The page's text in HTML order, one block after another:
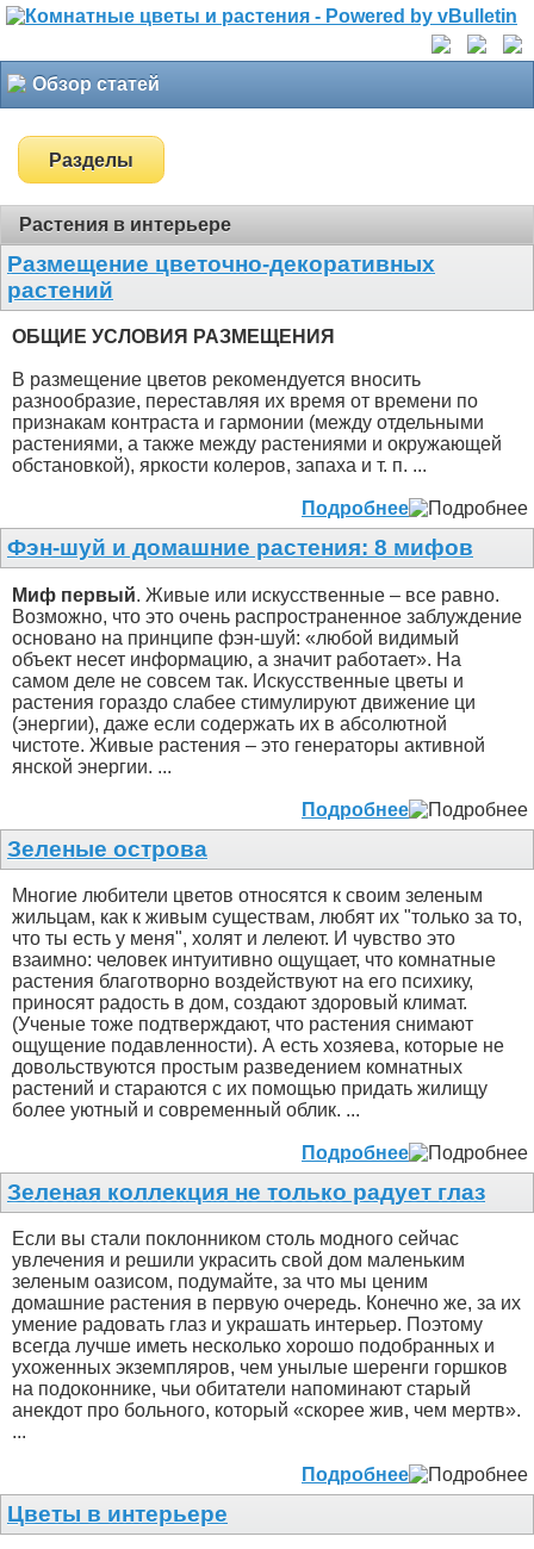
Обзор статей
Разделы
Растения в интерьере
Размещение цветочно-декоративных
растений
ОБЩИЕ УСЛОВИЯ РАЗМЕЩЕНИЯ
В размещение цветов рекомендуется вносить
разнообразие, переставляя их время от времени по
признакам контраста и гармонии (между отдельными
растениями, а также между растениями и окружающей
обстановкой), яркости колеров, запаха и т. п. ...
Подробнее
Фэн-шуй и домашние растения: 8 мифов
Миф первый. Живые или искусственные – все равно.
Возможно, что это очень распространенное заблуждение
основано на принципе фэн-шуй: «любой видимый
объект несет информацию, а значит работает». На
самом деле не совсем так. Искусственные цветы и
растения гораздо слабее стимулируют движение ци
(энергии), даже если содержать их в абсолютной
чистоте. Живые растения – это генераторы активной
янской энергии. ...
Подробнее
Зеленые острова
Многие любители цветов относятся к своим зеленым
жильцам, как к живым существам, любят их "только за то,
что ты есть у меня", холят и лелеют. И чувство это
взаимно: человек интуитивно ощущает, что комнатные
растения благотворно воздействуют на его психику,
приносят радость в дом, создают здоровый климат.
(Ученые тоже подтверждают, что растения снимают
ощущение подавленности). А есть хозяева, которые не
довольствуются простым разведением комнатных
растений и стараются с их помощью придать жилищу
более уютный и современный облик. ...
Подробнее
Зеленая коллекция не только радует глаз
Если вы стали поклонником столь модного сейчас
увлечения и решили украсить свой дом маленьким
зеленым оазисом, подумайте, за что мы ценим
домашние растения в первую очередь. Конечно же, за их
умение радовать глаз и украшать интерьер. Поэтому
всегда лучше иметь несколько хорошо подобранных и
ухоженных экземпляров, чем унылые шеренги горшков
на подоконнике, чьи обитатели напоминают старый
анекдот про больного, который «скорее жив, чем мертв».
...
Подробнее
Цветы в интерьере